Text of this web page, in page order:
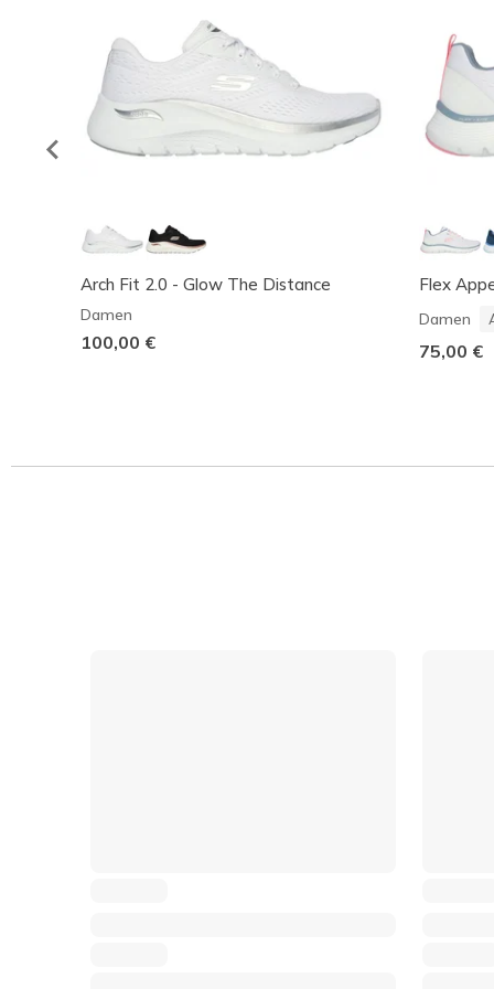
Arch Fit 2.0 - Glow The Distance
Damen
100,00 €
Flex
Damen
75,00 €